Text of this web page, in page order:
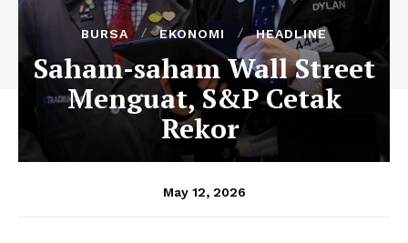
BURSA EKONOMI HEADLINE
Saham-saham Wall Street
Menguat, S&P Cetak
Rekor
May 12, 2026